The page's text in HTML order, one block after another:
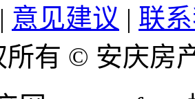
| 意见建议 | 联
所有 © 安庆房